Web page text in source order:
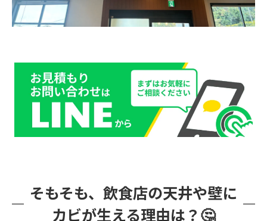
⚠️
飲食店のカビ対策は「カビ専門業者」に任せる
カビバスターズ福岡に依頼した場合の流れ📝
まとめ：天井と壁のカビは「お店のSOSサイ
ン」です🚨
そもそも、飲食店の天井や壁に
カビが生える理由は？🤔